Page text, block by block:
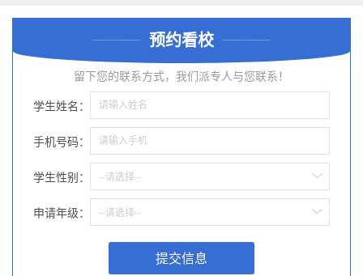
预约看校
留下您的联系方式，我们派专人与您联系！
学生姓名：
手机号码：
学生性别： --请选择--
申请年级： --请选择--
提交信息